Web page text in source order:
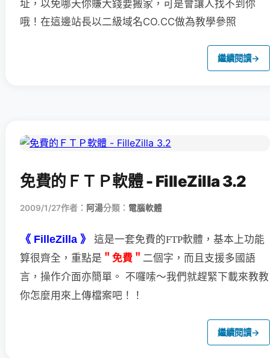
址，以免哪天你賺大錢要搬家，可是會讓人找不到你
哦！在這邊站長以二級域名CO.CC做為教學參照
繼續閱讀→
免費的ＦＴＰ軟體 - FilleZilla 3.2
2009/1/27作者： 阿湯分類： 電腦軟體
《 FilleZilla 》
這是一套免費的FTP軟體，基本上功能
算很齊全，重點是 ＂免費＂ 二個字， 而且支援多國語
言，操作介面亦簡單。
不囉嗦～我們就趕緊下載來教教
你怎麼用來上傳檔案吧！！
繼續閱讀→